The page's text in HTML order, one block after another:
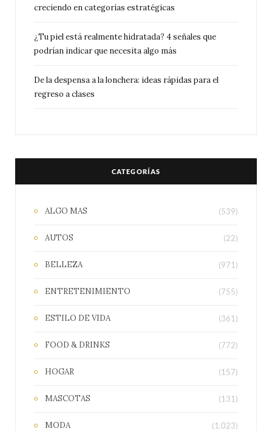
creciendo en categorías estratégicas
¿Tu piel está realmente hidratada? 4 señales que
podrían indicar que necesita algo más
De la despensa a la lonchera: ideas rápidas para el
regreso a clases
CATEGORÍAS
ALGO MAS (539)
AUTOS (22)
BELLEZA (971)
ENTRETENIMIENTO (755)
ESTILO DE VIDA (361)
FOOD & DRINKS (772)
HOGAR (157)
MASCOTAS (131)
MODA (1.023)